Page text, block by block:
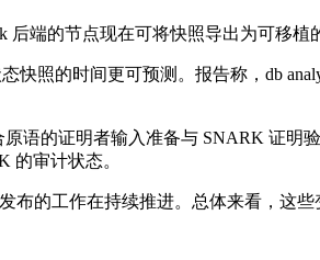
端的节点现在可将快照导出为可移植
照的时间更可预测。报告称，db
语的证明者输入准备与 SNARK 证
的审计状态。
布的工作在持续推进。总体来看，